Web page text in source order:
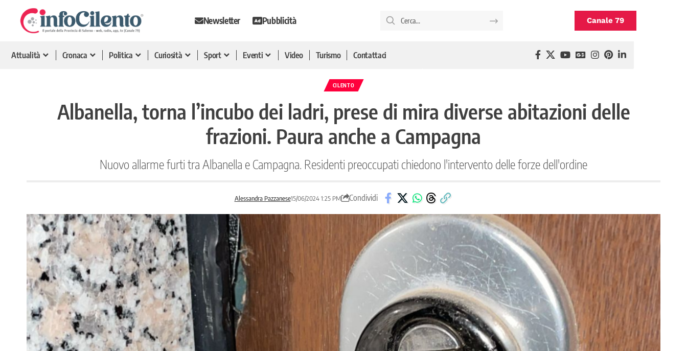
Newsletter Pubblicità Canale 79
Attualità Cronaca Politica Curiosità Sport Eventi Video Turismo Contattaci
CILENTO
Albanella, torna l’incubo dei ladri, prese di mira diverse abitazioni delle
frazioni. Paura anche a Campagna
Nuovo allarme furti tra Albanella e Campagna. Residenti preoccupati chiedono l'intervento delle forze dell'ordine
Alessandra Pazzanese15/06/2024 1:25 PM Condividi